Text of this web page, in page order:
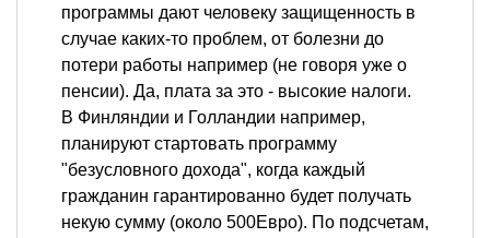
программы дают человеку защищенность в
случае каких-то проблем, от болезни до
потери работы например (не говоря уже о
пенсии). Да, плата за это - высокие налоги.
В Финляндии и Голландии например,
планируют стартовать программу
"безусловного дохода", когда каждый
гражданин гарантированно будет получать
некую сумму (около 500Евро). По подсчетам,